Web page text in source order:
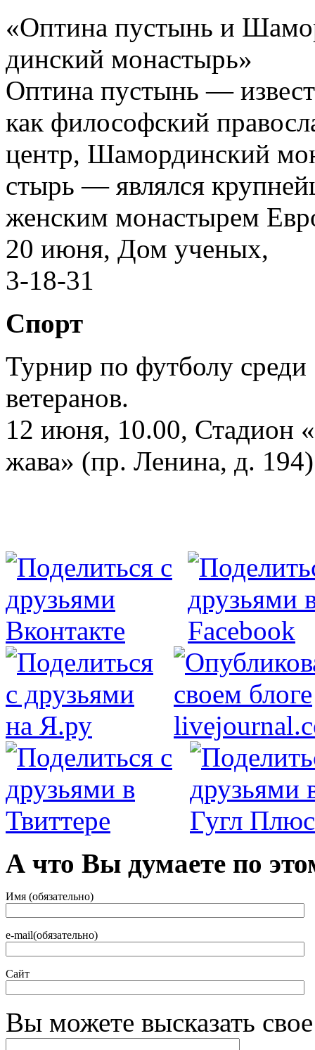
«Оптина пустынь и
динский монастырь»
Оптина пустынь —
как философский
центр, Шамординский
стырь — являлся
женским монастырем
20 июня, Дом ученых,
3-18-31
Спорт
Турнир по футболу среди
ветеранов.
12 июня, 10.00, Стадион
жава» (пр. Ленина, д.
А что Вы думаете по
Имя (обязательно)
e-mail(обязательно)
Сайт
Вы можете высказать